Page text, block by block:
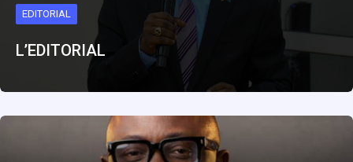
EDITORIAL
L’EDITORIAL